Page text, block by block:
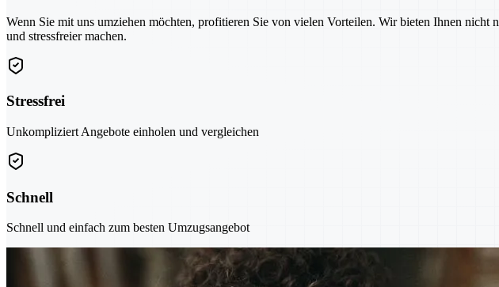
Wenn Sie mit uns umziehen möchten, profitieren Sie von vielen Vorteilen. Wir bieten Ihnen
und stressfreier machen.
Stressfrei
Unkompliziert Angebote einholen und vergleichen
Schnell
Schnell und einfach zum besten Umzugsangebot